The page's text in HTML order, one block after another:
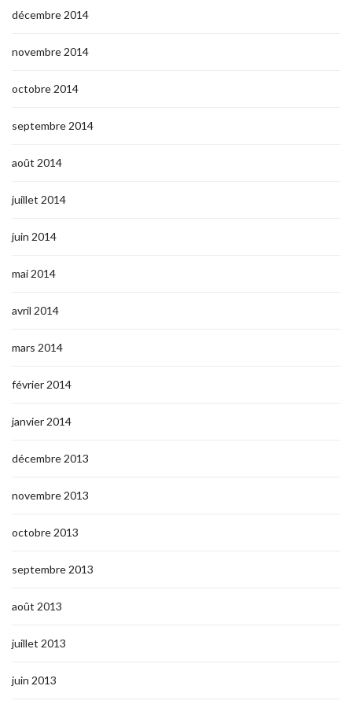
décembre 2014
novembre 2014
octobre 2014
septembre 2014
août 2014
juillet 2014
juin 2014
mai 2014
avril 2014
mars 2014
février 2014
janvier 2014
décembre 2013
novembre 2013
octobre 2013
septembre 2013
août 2013
juillet 2013
juin 2013